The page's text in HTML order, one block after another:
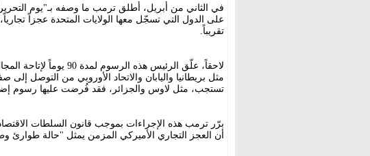
تقريباً.
لاحقاً، علّق الرئيس هذه
مثل بريطانيا واليابان والاتحاد الأوروبي من التوصل
تستجب، مثل لاوس والجزائر، فقد فُرضت عليها رسوم إضافية
أن العجز التجاري الأميركي المزمن يمثل "حالة طوارئ